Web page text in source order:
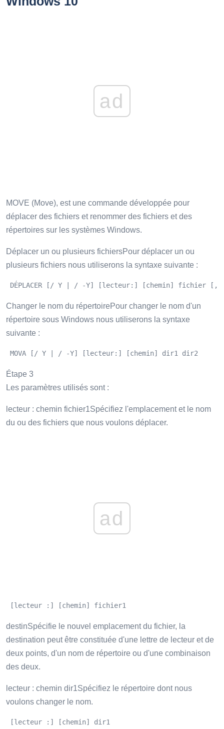
ad
MOVE (Move), est une commande développée pour
déplacer des fichiers et renommer des fichiers et des
répertoires sur les systèmes Windows.
Déplacer un ou plusieurs fichiersPour déplacer un ou
plusieurs fichiers nous utiliserons la syntaxe suivante :
DÉPLACER [/ Y | / -Y] [lecteur:] [chemin] fichier
Changer le nom du répertoirePour changer le nom d'un
répertoire sous Windows nous utiliserons la syntaxe
suivante :
MOVA [/ Y | / -Y] [lecteur:] [chemin] dir1 dir2
Étape 3
Les paramètres utilisés sont :
lecteur : chemin fichier1Spécifiez l'emplacement et le nom
du ou des fichiers que nous voulons déplacer.
ad
[lecteur :] [chemin] fichier1
destinSpécifie le nouvel emplacement du fichier, la
destination peut être constituée d'une lettre de lecteur et de
deux points, d'un nom de répertoire ou d'une combinaison
des deux.
lecteur : chemin dir1Spécifiez le répertoire dont nous
voulons changer le nom.
[lecteur :] [chemin] dir1